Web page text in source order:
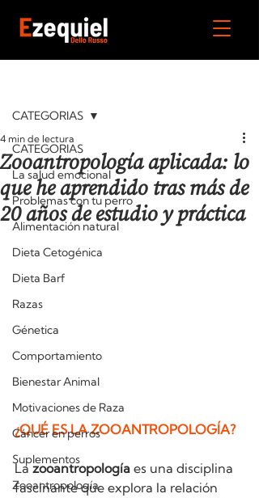
CATEGORIAS
La salud emocional
Problemas con tu perro
Alimentación natural
Dieta Cetogénica
Dieta Barf
Razas
Génetica
Comportamiento
Bienestar Animal
Motivaciones de Raza
Cáncer en perros
Suplementos
Zooantropología
CATEGORIAS
Zooantropología aplicada: lo
que he aprendido tras más de
20 años de estudio y práctica
4 min de lectura
¿QUÉ ES LA ZOOANTROPOLOGÍA?
La zooantropología es una disciplina
fascinante que explora la relación